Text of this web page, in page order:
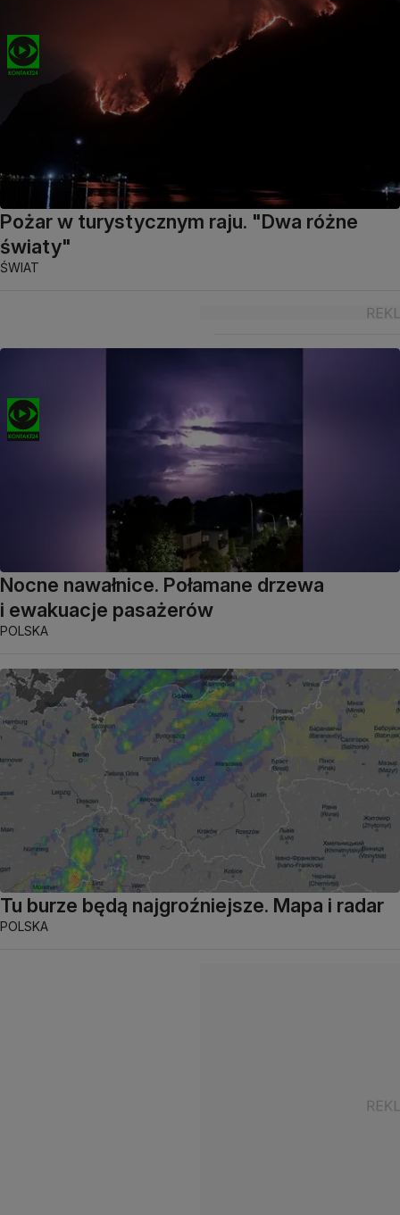
Pożar w turystycznym raju. "Dwa różne
światy"
ŚWIAT
Nocne nawałnice. Połamane drzewa
i ewakuacje pasażerów
POLSKA
Tu burze będą najgroźniejsze. Mapa i radar
POLSKA